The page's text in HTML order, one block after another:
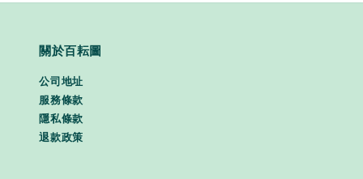
關於百耘圖
公司地址
服務條款
隱私條款
退款政策